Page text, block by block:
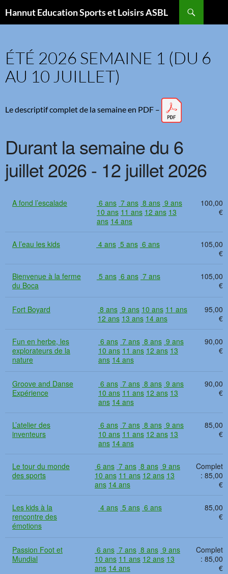
auHannut Education Sports et Loisirs ASBL
ÉTÉ 2026 SEMAINE 1 (DU 6
AU 10 JUILLET)
Le descriptif complet de la semaine en PDF –
Durant la semaine du 6
juillet 2026 - 12 juillet 2026
A fond l’escalade 6 ans 7 ans 8 ans 9 ans
10 ans 11 ans 12 ans 13
ans 14 ans
100,00
€
A l’eau les kids 4 ans 5 ans 6 ans
105,00
€
Bienvenue à la ferme
du Boca
5 ans 6 ans 7 ans
105,00
€
Fort Boyard 8 ans 9 ans 10 ans 11 ans
12 ans 13 ans 14 ans
95,00
€
Fun en herbe, les
explorateurs de la
nature
6 ans 7 ans 8 ans 9 ans
10 ans 11 ans 12 ans 13
ans 14 ans
90,00
€
Groove and Danse
Expérience
6 ans 7 ans 8 ans 9 ans
10 ans 11 ans 12 ans 13
ans 14 ans
90,00
€
L’atelier des
inventeurs
6 ans 7 ans 8 ans 9 ans
10 ans 11 ans 12 ans 13
ans 14 ans
85,00
€
Le tour du monde
des sports
6 ans 7 ans 8 ans 9 ans
10 ans 11 ans 12 ans 13
ans 14 ans
85,00
€
Les kids à la
rencontre des
émotions
4 ans 5 ans 6 ans
85,00
€
Passion Foot et
Mundial
6 ans 7 ans 8 ans 9 ans
10 ans 11 ans 12 ans 13
ans 14 ans
85,00
€